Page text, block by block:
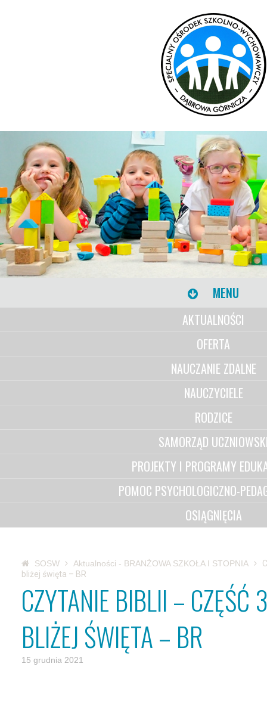
MENU
AKTUALNOŚCI
OFERTA
NAUCZANIE ZDALNE
NAUCZYCIELE
RODZICE
SAMORZĄD
PROJEKTY I PROGRAMY
POMOC PSYCHOLOGICZNO-
OSIĄGNIĘCIA
SOSW Aktualności - BRANŻOWA SZKOŁA I STOPNIA
bliżej święta – BR
CZYTANIE BIBLII – CZĘŚĆ
BLIŻEJ ŚWIĘTA – BR
15 grudnia 2021